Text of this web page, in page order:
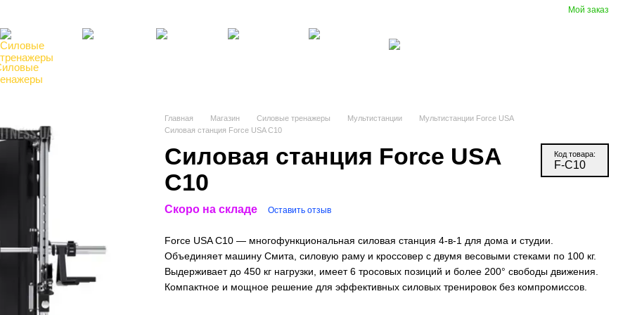
Мой заказ
Главная Магазин Силовые тренажеры Мультистанции
Мультистанции Force USA
Силовая станция Force USA C10
Силовая станция Force USA
C10
Код товара:
F-C10
Скоро на складе Оставить отзыв
Force USA C10 — многофункциональная силовая станция 4-в-1 для дома и студии.
Объединяет машину Смита, силовую раму и кроссовер с двумя весовыми стеками по 100 кг.
Выдерживает до 450 кг нагрузки, имеет 6 тросовых позиций и более 200° свободы движения.
Компактное и мощное решение для эффективных силовых тренировок без компромиссов.